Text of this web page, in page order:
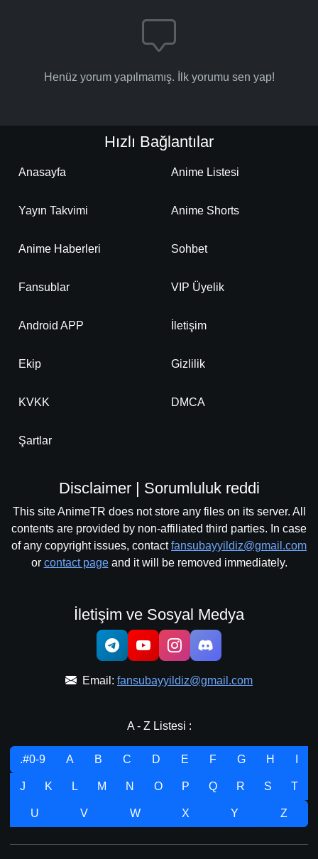
Henüz yorum yapılmamış. İlk yorumu sen yap!
Hızlı Bağlantılar
Anasayfa Anime Listesi
Yayın Takvimi Anime Shorts
Anime Haberleri Sohbet
Fansublar VIP Üyelik
Android APP İletişim
Ekip Gizlilik
KVKK DMCA
Şartlar
Disclaimer | Sorumluluk reddi
This site AnimeTR does not store any files on its server. All
contents are provided by non-affiliated third parties. In case
of any copyright issues, contactfansubayyildiz@gmail.com
or contact pageand it will be removed immediately.
İletişim ve Sosyal Medya
Email: fansubayyildiz@gmail.com
A - Z Listesi :
.#0-9 A B C D E F G H
J K L M N O P Q R S T
U V W X Y Z